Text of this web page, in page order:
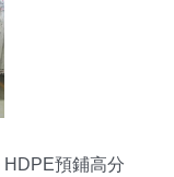
預鋪高分